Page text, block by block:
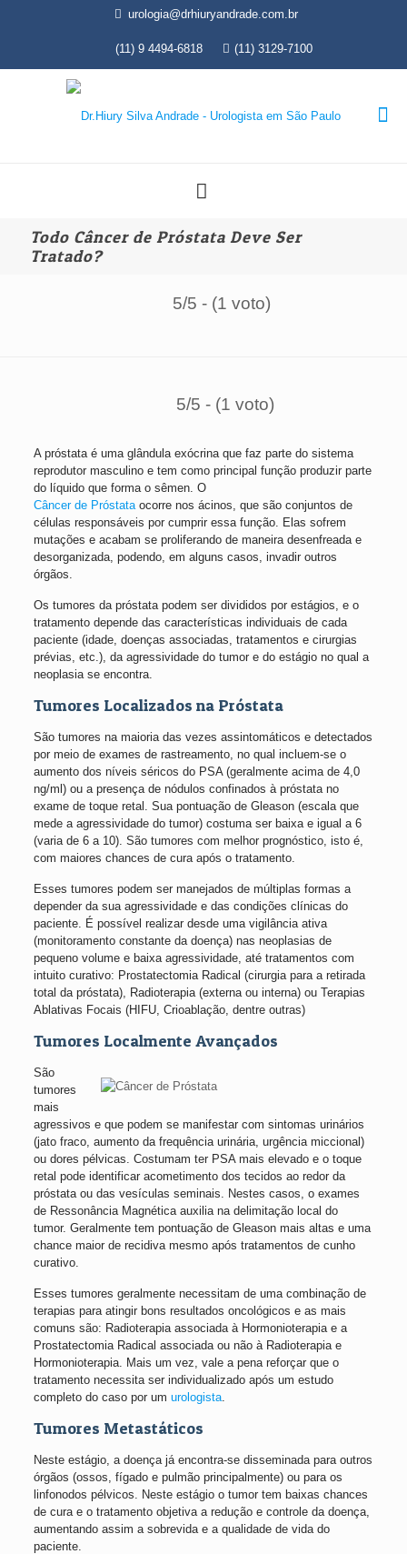
urologia@drhiuryandrade.com.br
(11) 9 4494-6818 (11) 3129-7100
Todo Câncer de Próstata Deve Ser
Tratado?
5/5 - (1 voto)
5/5 - (1 voto)
A próstata é uma glândula exócrina que faz parte do sistema
reprodutor masculino e tem como principal função produzir parte
do líquido que forma o sêmen. O
Câncer de Próstataocorre nos ácinos, que são conjuntos de
células responsáveis por cumprir essa função. Elas sofrem
mutações e acabam se proliferando de maneira desenfreada e
desorganizada, podendo, em alguns casos, invadir outros
órgãos.
Os tumores da próstata podem ser divididos por estágios, e o
tratamento depende das características individuais de cada
paciente (idade, doenças associadas, tratamentos e cirurgias
prévias, etc.), da agressividade do tumor e do estágio no qual a
neoplasia se encontra.
Tumores Localizados na Próstata
São tumores na maioria das vezes assintomáticos e detectados
por meio de exames de rastreamento, no qual incluem-se o
aumento dos níveis séricos do PSA (geralmente acima de 4,0
ng/ml) ou a presença de nódulos confinados à próstata no
exame de toque retal. Sua pontuação de Gleason (escala que
mede a agressividade do tumor) costuma ser baixa e igual a 6
(varia de 6 a 10). São tumores com melhor prognóstico, isto é,
com maiores chances de cura após o tratamento.
Esses tumores podem ser manejados de múltiplas formas a
depender da sua agressividade e das condições clínicas do
paciente. É possível realizar desde uma vigilância ativa
(monitoramento constante da doença) nas neoplasias de
pequeno volume e baixa agressividade, até tratamentos com
intuito curativo: Prostatectomia Radical (cirurgia para a retirada
total da próstata), Radioterapia (externa ou interna) ou Terapias
Ablativas Focais (HIFU, Crioablação, dentre outras)
Tumores Localmente Avançados
São
tumores
mais
agressivos e que podem se manifestar com sintomas urinários
(jato fraco, aumento da frequência urinária, urgência miccional)
ou dores pélvicas. Costumam ter PSA mais elevado e o toque
retal pode identificar acometimento dos tecidos ao redor da
próstata ou das vesículas seminais. Nestes casos, o exames
de Ressonância Magnética auxilia na delimitação local do
tumor. Geralmente tem pontuação de Gleason mais altas e uma
chance maior de recidiva mesmo após tratamentos de cunho
curativo.
Esses tumores geralmente necessitam de uma combinação de
terapias para atingir bons resultados oncológicos e as mais
comuns são: Radioterapia associada à Hormonioterapia e a
Prostatectomia Radical associada ou não à Radioterapia e
Hormonioterapia. Mais um vez, vale a pena reforçar que o
tratamento necessita ser individualizado após um estudo
completo do caso por um urologista.
Tumores Metastáticos
Neste estágio, a doença já encontra-se disseminada para outros
órgãos (ossos, fígado e pulmão principalmente) ou para os
linfonodos pélvicos. Neste estágio o tumor tem baixas chances
de cura e o tratamento objetiva a redução e controle da doença,
aumentando assim a sobrevida e a qualidade de vida do
paciente.